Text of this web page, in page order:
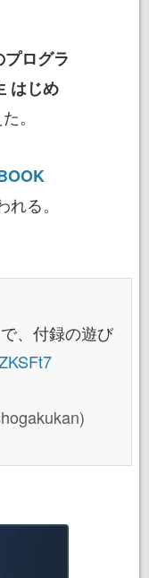
ログラ
はじめ
。
る。
、付録の遊び